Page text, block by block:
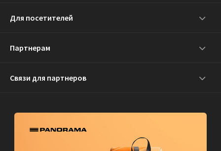
Для посетителей
Партнерам
Связи для партнеров